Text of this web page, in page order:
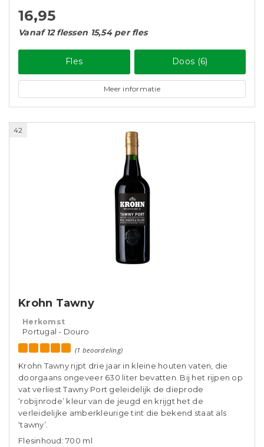
16,95
Vanaf 12 flessen 15,54 per fles
Fles Doos (6)
Meer informatie
42
Krohn Tawny
Herkomst
Portugal - Douro
(1 beoordeling)
Krohn Tawny rijpt drie jaar in kleine houten vaten, die
doorgaans ongeveer 630 liter bevatten. Bij het rijpen op
vat verliest Tawny Port geleidelijk de dieprode
‘robijnrode’ kleur van de jeugd en krijgt het de
verleidelijke amberkleurige tint die bekend staat als
‘tawny’.
Flesinhoud: 700 ml